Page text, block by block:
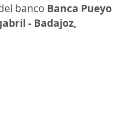
banco Banca Pueyo
- Badajoz,